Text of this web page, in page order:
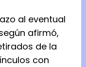
al eventual
afirmó,
de la
con